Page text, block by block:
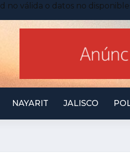
no válida o datos no
NAYARIT JALISCO